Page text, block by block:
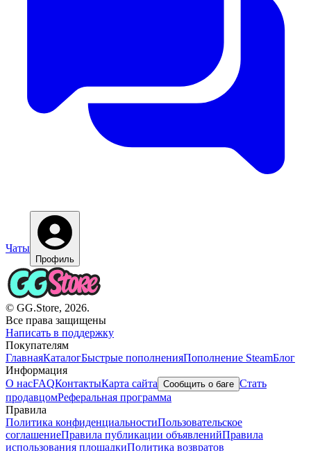
Чаты
Профиль
© GG.Store, 2026.
Все права защищены
Написать в поддержку
Покупателям
ГлавнаяКаталогБыстрые пополненияПополнение SteamБлог
Информация
О насFAQКонтактыКарта сайта Сообщить о баге Стать
продавцомРеферальная программа
Правила
Политика конфиденциальностиПользовательское
соглашениеПравила публикации объявленийПравила
использования площадкиПолитика возвратов